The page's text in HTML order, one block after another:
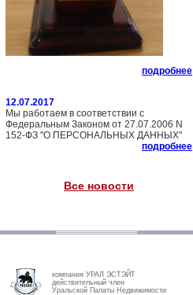
подробнее
12.07.2017
Мы работаем в соответствии с
Федеральным Законом от 27.07.2006 N
152-ФЗ "О ПЕРСОНАЛЬНЫХ ДАННЫХ"
подробнее
Все новости
компания УРАЛ ЭСТЭЙТ
действительный член
Уральской Палаты Недвижимости